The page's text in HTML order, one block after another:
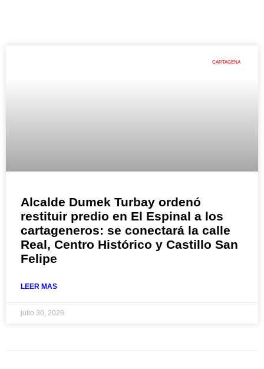
CARTAGENA
Alcalde Dumek Turbay ordenó
restituir predio en El Espinal a los
cartageneros: se conectará la calle
Real, Centro Histórico y Castillo San
Felipe
LEER MAS
julio 30, 2026